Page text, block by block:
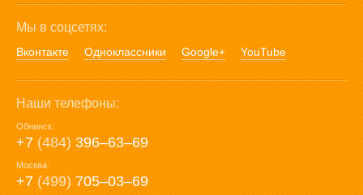
Мы в соцсетях:
Вконтакте Одноклассники Google+ YouTube
Наши телефоны:
Обнинск:
+7 (484) 396‒63‒69
Москва:
+7 (499) 705‒03‒69